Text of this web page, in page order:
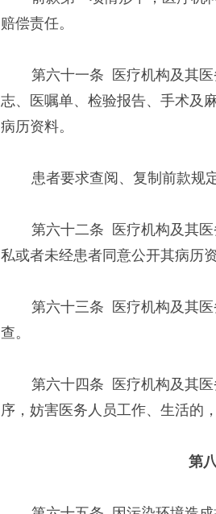
赔偿责任。
第六十一条 医疗机构及其医
志、医嘱单、检验报告、手术及
病历资料。
患者要求查阅、复制前款规定
第六十二条 医疗机构及其医
私或者未经患者同意公开其病历
第六十三条 医疗机构及其医
查。
第六十四条 医疗机构及其医
序，妨害医务人员工作、生活的
第八